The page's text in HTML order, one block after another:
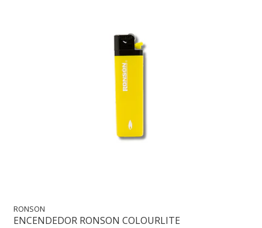
RONSON
ENCENDEDOR RONSON COLOURLITE